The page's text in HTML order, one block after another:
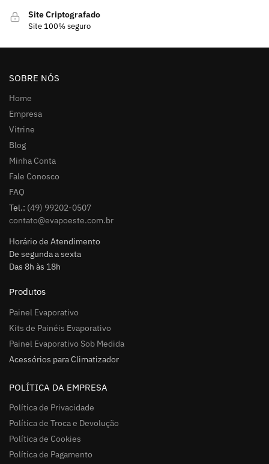
Site Criptografado
Site 100% seguro
SOBRE NÓS
Home
Empresa
Vitrine
Blog
Minha Conta
Fale Conosco
FAQ
Tel.: (49) 99202-0507
contato@evapoeste.com.br
Horário de Atendimento
De segunda a sexta
Das 8h às 18h
Produtos
Painel Evaporativo
Kits de Painéis Evaporativo
Painel Evaporativo Sob Medida
Acessórios para Climatizador
POLÍTICA DA EMPRESA
Política de Privacidade
Política de Troca e Devolução
Política de Cookies
Política de Pagamento